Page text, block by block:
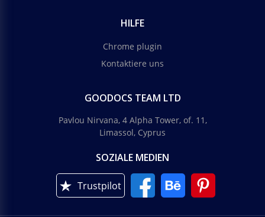
HILFE
Chrome plugin
Kontaktiere uns
GOODOCS TEAM LTD
Pavlou Nirvana, 4 Alpha Tower, of. 11,
Limassol, Cyprus
SOZIALE MEDIEN
Trustpilot